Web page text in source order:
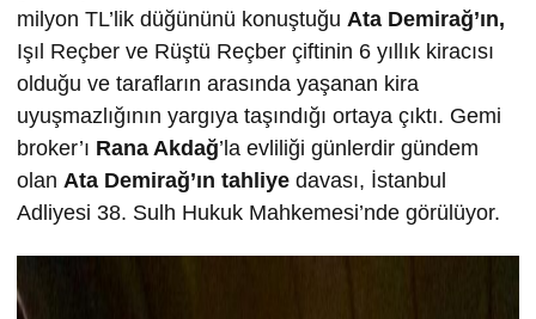
milyon TL’lik düğününü konuştuğu Ata Demirağ’ın,
Işıl Reçber ve Rüştü Reçber çiftinin 6 yıllık kiracısı
olduğu ve tarafların arasında yaşanan kira
uyuşmazlığının yargıya taşındığı ortaya çıktı. Gemi
broker’ı Rana Akdağ’la evliliği günlerdir gündem
olan Ata Demirağ’ın tahliye davası, İstanbul
Adliyesi 38. Sulh Hukuk Mahkemesi’nde görülüyor.